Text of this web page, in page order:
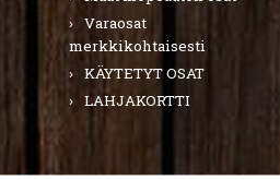
Varaosat
merkkikohtaisesti
KÄYTETYT OSAT
LAHJAKORTTI